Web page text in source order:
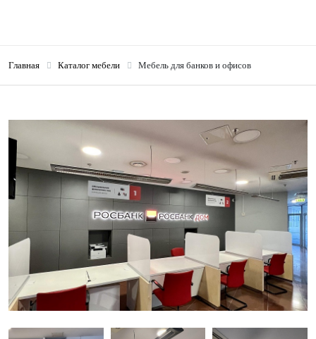
Главная Каталог мебели Мебель для банков и офисов